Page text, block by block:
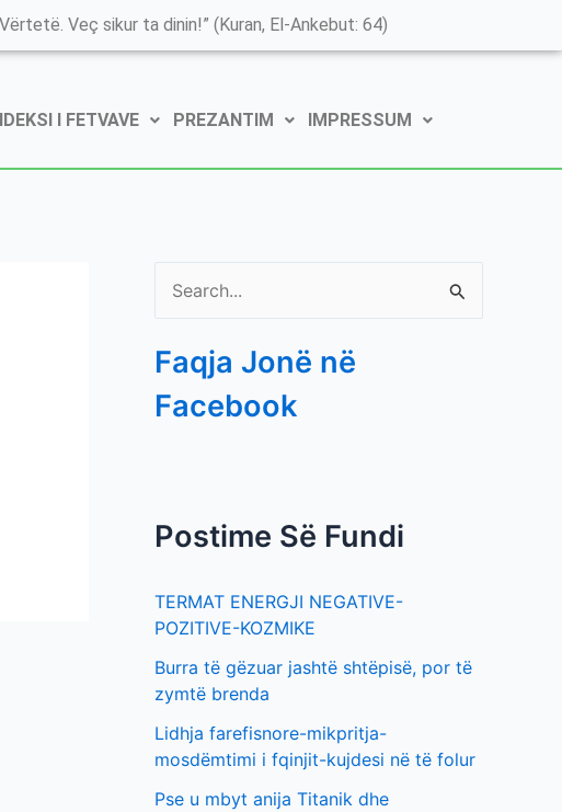
Veç sikur ta dinin!” (Kuran, El-Ankebut: 64)
I FETVAVE PREZANTIM IMPRESSUM
a
r
o
Faqja Jonë në
Facebook
Postime Së Fundi
TERMAT ENERGJI NEGATIVE-
POZITIVE-KOZMIKE
Burra të gëzuar jashtë shtëpisë, por të
zymtë brenda
Lidhja farefisnore-mikpritja-
mosdëmtimi i fqinjit-kujdesi në të folur
Pse u mbyt anija Titanik dhe
K
a
e
i
e
P
i
e